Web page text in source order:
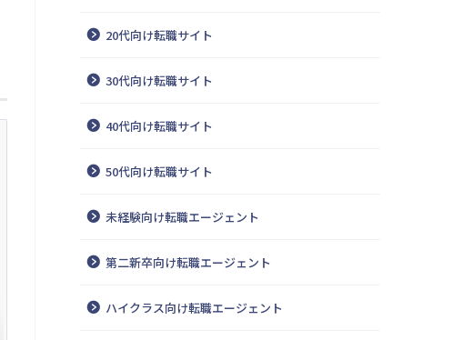
20代向け転職サイト
30代向け転職サイト
40代向け転職サイト
50代向け転職サイト
未経験向け転職エージェント
第二新卒向け転職エージェント
ハイクラス向け転職エージェント